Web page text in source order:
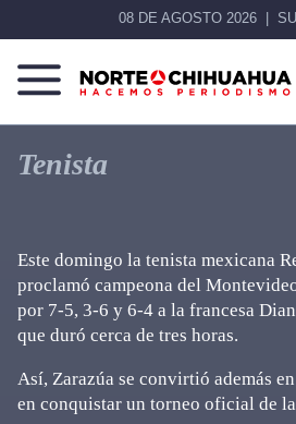
08 DE AGOSTO 2026
Norte
De
Chihuahua
Más
que
noticias,
Tenista
Este domingo la tenista mexicana
proclamó campeona del
por 7-5, 3-6 y 6-4 a la francesa
que duró cerca de tres horas.
Así, Zarazúa se convirtió además
en conquistar un torneo oficial de